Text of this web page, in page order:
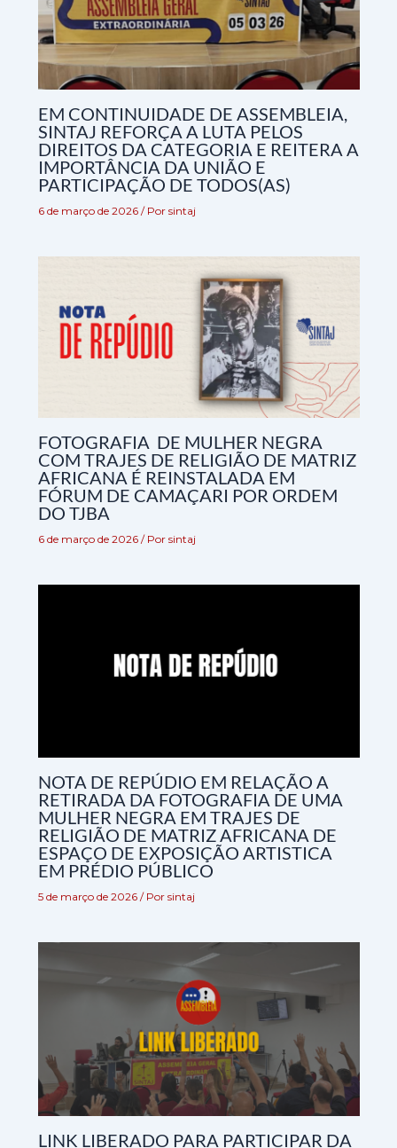
EM CONTINUIDADE DE ASSEMBLEIA,
SINTAJ REFORÇA A LUTA PELOS
DIREITOS DA CATEGORIA E REITERA A
IMPORTÂNCIA DA UNIÃO E
PARTICIPAÇÃO DE TODOS(AS)
6 de março de 2026 / Por sintaj
FOTOGRAFIA DE MULHER NEGRA
COM TRAJES DE RELIGIÃO DE MATRIZ
AFRICANA É REINSTALADA EM
FÓRUM DE CAMAÇARI POR ORDEM
DO TJBA
6 de março de 2026 / Por sintaj
NOTA DE REPÚDIO EM RELAÇÃO A
RETIRADA DA FOTOGRAFIA DE UMA
MULHER NEGRA EM TRAJES DE
RELIGIÃO DE MATRIZ AFRICANA DE
ESPAÇO DE EXPOSIÇÃO ARTISTICA
EM PRÉDIO PÚBLICO
5 de março de 2026 / Por sintaj
LINK LIBERADO PARA PARTICIPAR DA